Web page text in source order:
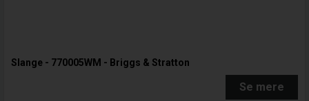
Slange - 770005WM - Briggs & Stratton
Se mere